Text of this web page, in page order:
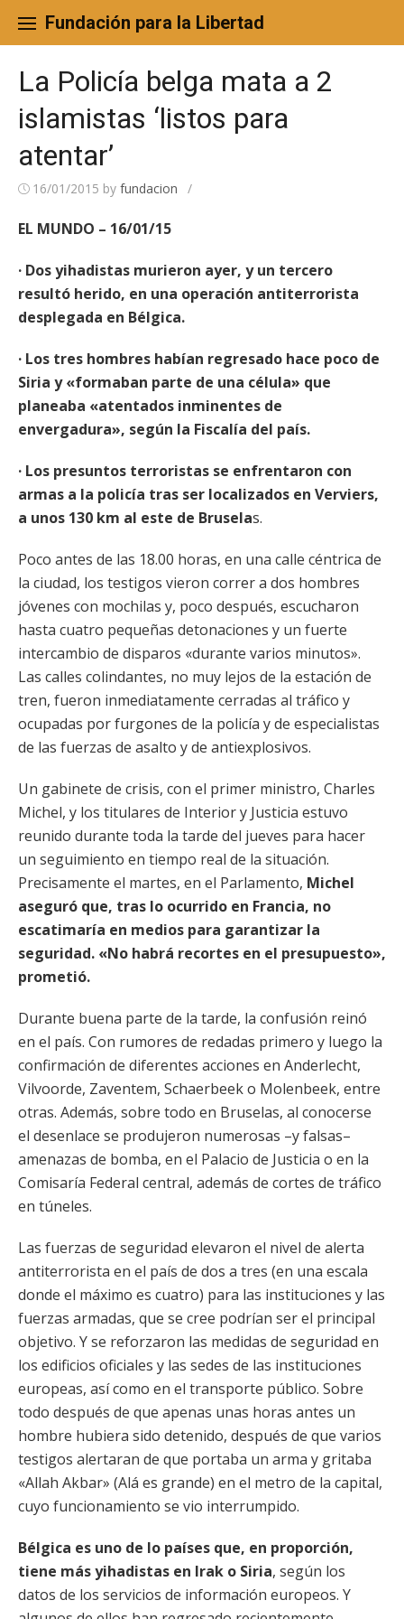
content
Fundación para la Libertad
La Policía belga mata a 2
islamistas ‘listos para
atentar’
16/01/2015 by fundacion /
EL MUNDO – 16/01/15
· Dos yihadistas murieron ayer, y un tercero
resultó herido, en una operación antiterrorista
desplegada en Bélgica.
· Los tres hombres habían regresado hace poco de
Siria y «formaban parte de una célula» que
planeaba «atentados inminentes de
envergadura», según la Fiscalía del país.
· Los presuntos terroristas se enfrentaron con
armas a la policía tras ser localizados en Verviers,
a unos 130 km al este de Bruselas.
Poco antes de las 18.00 horas, en una calle céntrica de
la ciudad, los testigos vieron correr a dos hombres
jóvenes con mochilas y, poco después, escucharon
hasta cuatro pequeñas detonaciones y un fuerte
intercambio de disparos «durante varios minutos».
Las calles colindantes, no muy lejos de la estación de
tren, fueron inmediatamente cerradas al tráfico y
ocupadas por furgones de la policía y de especialistas
de las fuerzas de asalto y de antiexplosivos.
Un gabinete de crisis, con el primer ministro, Charles
Michel, y los titulares de Interior y Justicia estuvo
reunido durante toda la tarde del jueves para hacer
un seguimiento en tiempo real de la situación.
Precisamente el martes, en el Parlamento, Michel
aseguró que, tras lo ocurrido en Francia, no
escatimaría en medios para garantizar la
seguridad. «No habrá recortes en el presupuesto»,
prometió.
Durante buena parte de la tarde, la confusión reinó
en el país. Con rumores de redadas primero y luego la
confirmación de diferentes acciones en Anderlecht,
Vilvoorde, Zaventem, Schaerbeek o Molenbeek, entre
otras. Además, sobre todo en Bruselas, al conocerse
el desenlace se produjeron numerosas –y falsas–
amenazas de bomba, en el Palacio de Justicia o en la
Comisaría Federal central, además de cortes de tráfico
en túneles.
Las fuerzas de seguridad elevaron el nivel de alerta
antiterrorista en el país de dos a tres (en una escala
donde el máximo es cuatro) para las instituciones y las
fuerzas armadas, que se cree podrían ser el principal
objetivo. Y se reforzaron las medidas de seguridad en
los edificios oficiales y las sedes de las instituciones
europeas, así como en el transporte público. Sobre
todo después de que apenas unas horas antes un
hombre hubiera sido detenido, después de que varios
testigos alertaran de que portaba un arma y gritaba
«Allah Akbar» (Alá es grande) en el metro de la capital,
cuyo funcionamiento se vio interrumpido.
Bélgica es uno de lo países que, en proporción,
tiene más yihadistas en Irak o Siria, según los
datos de los servicios de información europeos. Y